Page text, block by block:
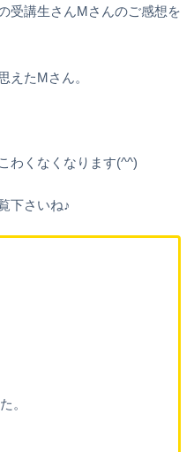
受講生さんMさんのご感想を
えたMさん。
わくなくなります(^^)
下さいね♪
。